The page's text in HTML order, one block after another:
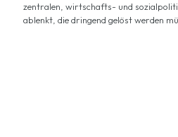
zentralen, wirtschafts- und
ablenkt, die dringend gelöst werden